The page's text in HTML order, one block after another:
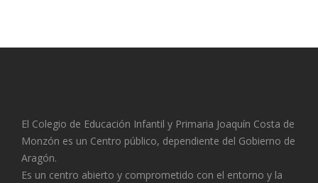
El Colegio de Educación Infantil y Primaria Joaquín Costa de
Monzón es un Centro público, dependiente del Gobierno de
Aragón.
Es un centro abierto y comprometido con el entorno y la